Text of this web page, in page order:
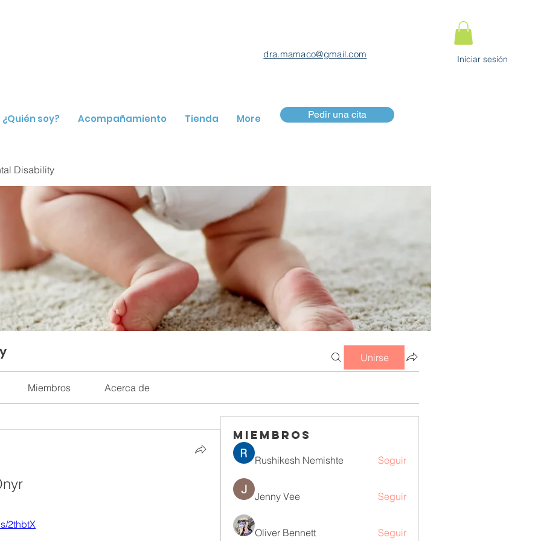
dra.mamaco@gmail.com Iniciar sesión
¿Quién soy? Acompañamiento Tienda More Pedir una cita
Disability
Unirse
Miembros Acerca de
2thbtX
Miembros
Rushikesh Nemishte Seguir
Jenny Vee Seguir
Oliver Bennett Seguir